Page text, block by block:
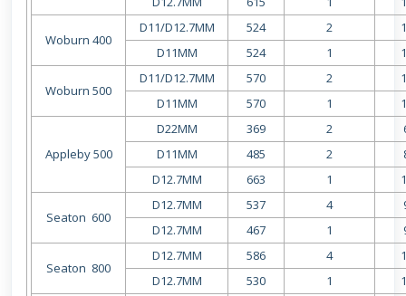
Woburn 400
D11/D12.7MM 524 2
D11MM
524 1
Woburn 500
D11/D12.7MM 570 2
D11MM
570 1
Appleby 500
D22MM 369 2
D11MM
485 2
D12.7MM
663 1
Seaton 600
D12.7MM 537 4
D12.7MM
467 1
Seaton 800
D12.7MM 586 4
D12.7MM
530 1